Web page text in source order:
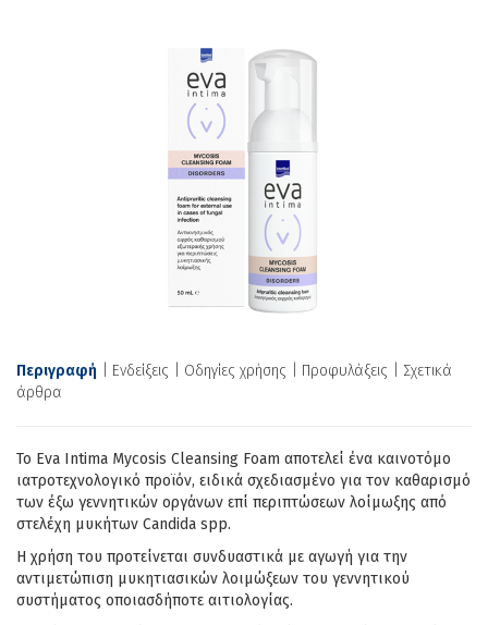
Περιγραφή Ενδείξεις Οδηγίες χρήσης Προφυλάξεις
Σχετικά
άρθρα
Το Eva Intima Mycosis Cleansing Foam αποτελεί ένα καινοτόμο
ιατροτεχνολογικό προϊόν, ειδικά σχεδιασμένο για τον καθαρισμό
των έξω γεννητικών οργάνων επί περιπτώσεων λοίμωξης από
στελέχη μυκήτων Candida spp.
Η χρήση του προτείνεται συνδυαστικά με αγωγή για την
αντιμετώπιση μυκητιασικών λοιμώξεων του γεννητικού
συστήματος οποιασδήποτε αιτιολογίας.